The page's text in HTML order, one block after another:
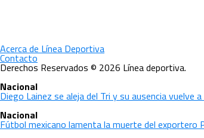
Acerca de Línea Deportiva
Contacto
Derechos Reservados © 2026 Línea deportiva.
Nacional
Diego Lainez se aleja del Tri y su ausencia vuelve
Nacional
Fútbol mexicano lamenta la muerte del exportero